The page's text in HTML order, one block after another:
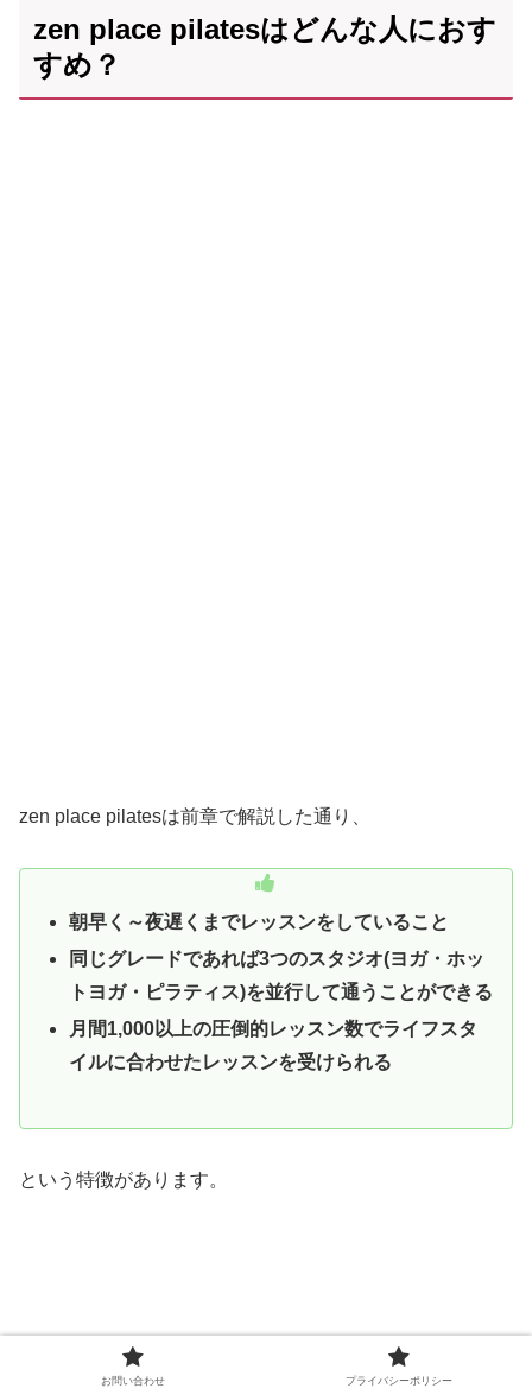
zen place pilatesはどんな人におす
すめ？
zen place pilatesは前章で解説した通り、
朝早く～夜遅くまでレッスンをしていること
同じグレードであれば3つのスタジオ(ヨガ・ホッ
トヨガ・ピラティス)を並行して通うことができる
月間1,000以上の圧倒的レッスン数でライフスタ
イルに合わせたレッスンを受けられる
という特徴があります。
お問い合わせ プライバシーポリシー